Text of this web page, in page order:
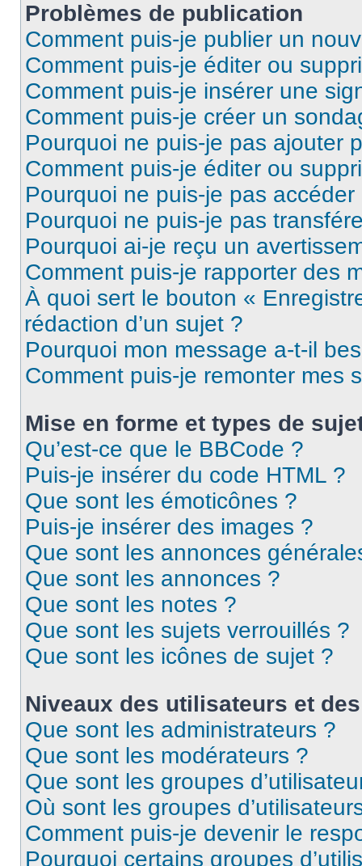
Problèmes de publication
Comment puis-je publier un
Comment puis-je éditer ou
Comment puis-je insérer une
Comment puis-je créer un
Pourquoi ne puis-je pas ajouter
Comment puis-je éditer ou
Pourquoi ne puis-je pas
Pourquoi ne puis-je pas
Pourquoi ai-je reçu un
Comment puis-je rapporter des
À quoi sert le bouton «
rédaction d’un sujet ?
Pourquoi mon message a-t-il
Comment puis-je remonter mes
Mise en forme et types de
Qu’est-ce que le BBCode ?
Puis-je insérer du code HTML ?
Que sont les émoticônes ?
Puis-je insérer des images ?
Que sont les annonces
Que sont les annonces ?
Que sont les notes ?
Que sont les sujets verrouillés ?
Que sont les icônes de sujet ?
Niveaux des utilisateurs et
Que sont les administrateurs ?
Que sont les modérateurs ?
Que sont les groupes
Où sont les groupes
Comment puis-je devenir le
Pourquoi certains groupes